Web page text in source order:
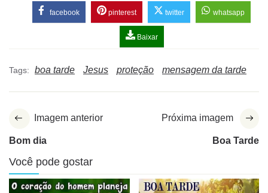
facebook pinterest twitter whatsapp
Baixar
Tags: boa tarde Jesus proteção mensagem da tarde
Imagem anterior
Bom dia
Próxima imagem
Boa Tarde
Você pode gostar